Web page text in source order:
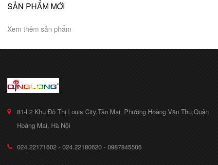
SẢN PHẨM MỚI
Xem thêm sản phẩm
81-L2 Khu Đô Thị Louis City,Tân Mai, Phường Hoàng Văn Thụ,Quận
Hoàng Mai, Hà Nội
024.22171602 - 024.22180620 - 0987845506